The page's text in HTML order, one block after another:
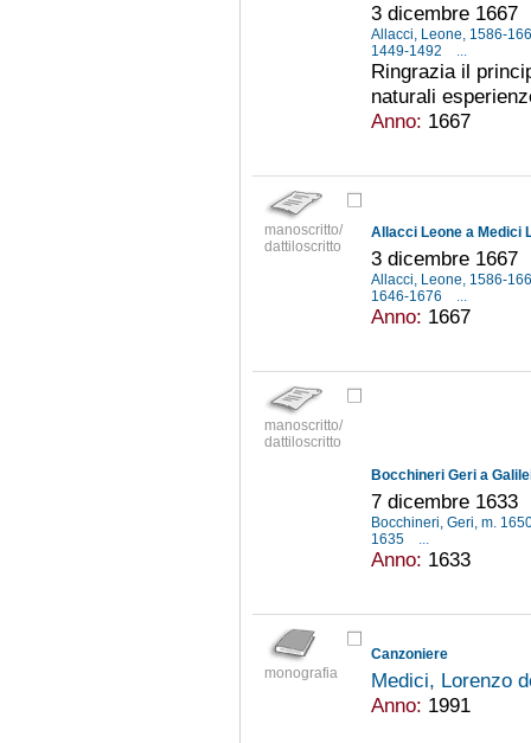
3 dicembre 1667
Allacci, Leone, 1586-
1449-1492
...
Ringrazia il
naturali
Anno: 1667
manoscritto/
dattiloscritto
Allacci Leone a Medici
3 dicembre 1667
Allacci, Leone, 1586-
1646-1676
...
Anno: 1667
manoscritto/
dattiloscritto
Bocchineri Geri a
7 dicembre 1633
Bocchineri, Geri, m.
1635
...
Anno: 1633
monografia
Canzoniere
Medici, Lorenzo
Anno: 1991